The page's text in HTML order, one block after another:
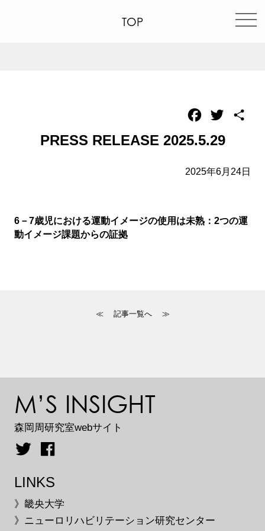
TOP
Facebook
Twitter
PRESS RELEASE 2025.5.29
2025年6月24日
6－7歳児における運動イメージの使用は未熟： 2つの運
動イメージ課題からの証拠
≪ 記事一覧へ ≫
M’S INSIGHT
森岡周研究室webサイト
LINKS
》畿央大学
》ニューロリハビリテーション研究センター